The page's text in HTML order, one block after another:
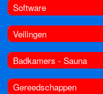
Software
Veilingen
Badkamers - Sauna
Gereedschappen